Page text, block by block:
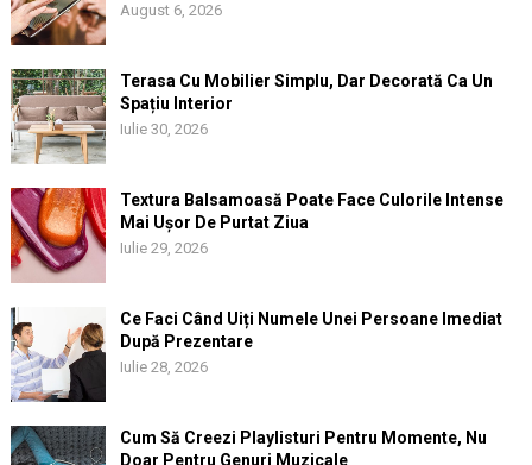
August 6, 2026
Terasa Cu Mobilier Simplu, Dar Decorată Ca Un
Spațiu Interior
Iulie 30, 2026
Textura Balsamoasă Poate Face Culorile Intense
Mai Ușor De Purtat Ziua
Iulie 29, 2026
Ce Faci Când Uiți Numele Unei Persoane Imediat
După Prezentare
Iulie 28, 2026
Cum Să Creezi Playlisturi Pentru Momente, Nu
Doar Pentru Genuri Muzicale